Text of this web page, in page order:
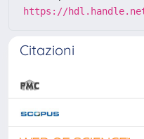
https://
Citazioni